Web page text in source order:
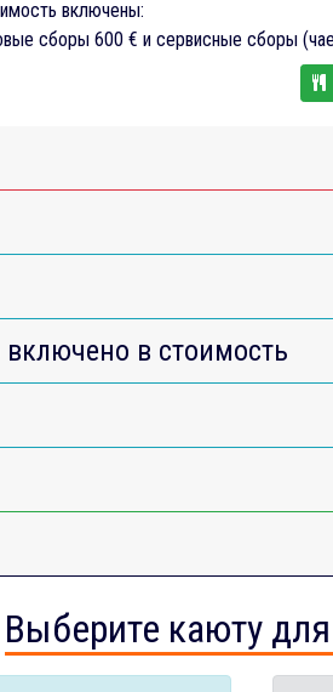
включены:
сборы 600 € и сервисные сборы
в стоимость
Выберите каюту